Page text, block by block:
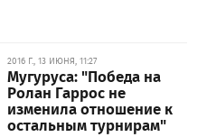
2016 Г., 13 ИЮНЯ, 11:27
Мугуруса: "Победа на
Ролан Гаррос не
изменила отношение к
остальным турнирам"